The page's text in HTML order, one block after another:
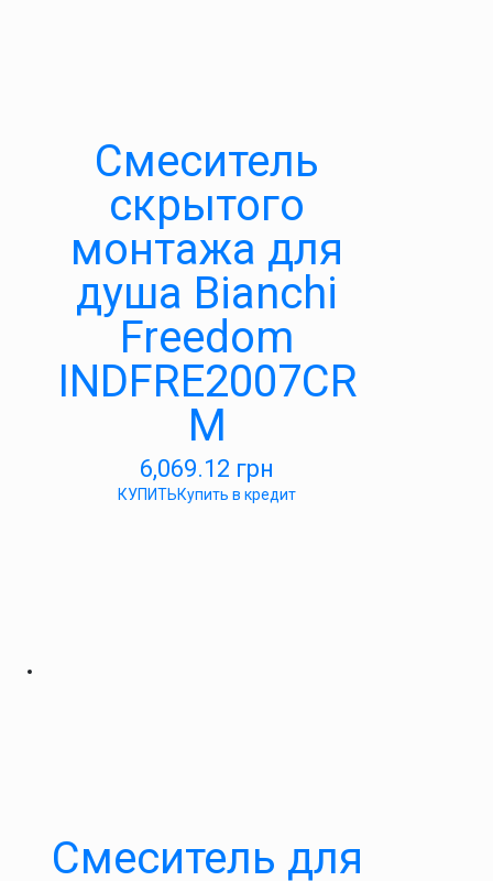
Смеситель
скрытого
монтажа для
душа Bianchi
Freedom
INDFRE2007CR
M
6,069.12 грн
КУПИТЬКупить в кредит
Cмеситель для